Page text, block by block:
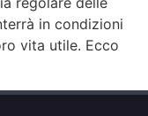
in condizioni
vita utile. Ecco